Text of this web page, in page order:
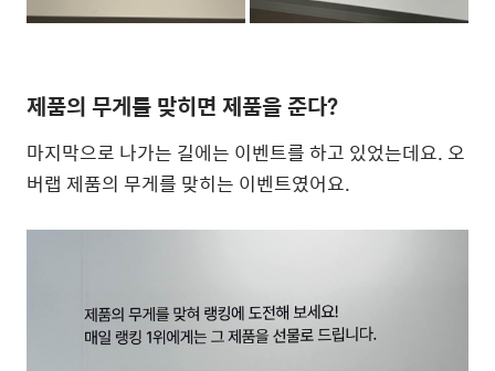
제품의 무게를 맞히면 제품을 준다?
마지막으로 나가는 길에는 이벤트를 하고 있었는데요. 오
버랩 제품의 무게를 맞히는 이벤트였어요.